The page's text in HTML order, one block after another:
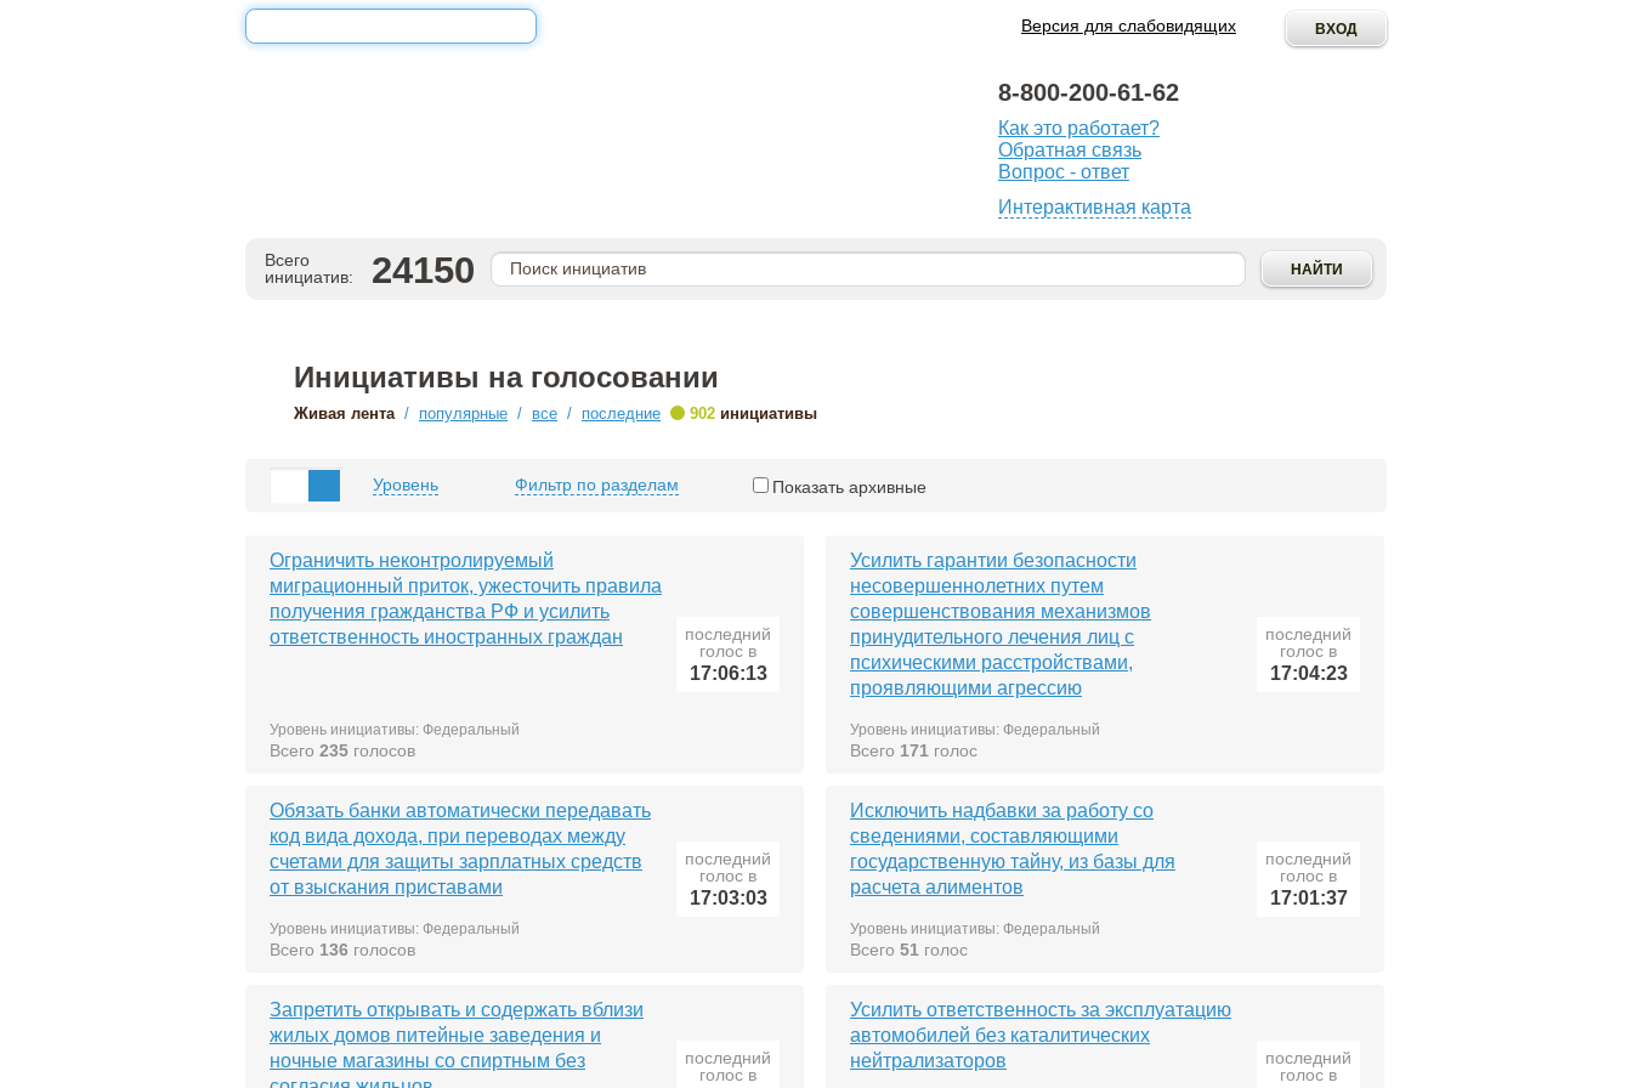
Версия для слабовидящих
8-800-200-61-62
Как это работает?
Обратная связь
Вопрос - ответ
Интерактивная карта
Всего
инициатив:
24150
Инициативы на голосовании
Живая лента / популярные / все / последние •
902 инициативы
Уровень Фильтр по разделам Показать архивные
последний
голос в
17:06:13
Ограничить неконтролируемый
миграционный приток, ужесточить правила
получения гражданства РФ и усилить
ответственность иностранных граждан
Уровень инициативы: Федеральный
Всего 235 голосов
последний
голос в
17:04:23
Усилить гарантии безопасности
несовершеннолетних путем
совершенствования механизмов
принудительного лечения лиц с
психическими расстройствами,
проявляющими агрессию
Уровень инициативы: Федеральный
Всего 171 голос
последний
голос в
17:03:03
Обязать банки автоматически передавать
код вида дохода, при переводах между
счетами для защиты зарплатных средств
от взыскания приставами
Уровень инициативы: Федеральный
Всего 136 голосов
последний
голос в
17:01:37
Исключить надбавки за работу со
сведениями, составляющими
государственную тайну, из базы для
расчета алиментов
Уровень инициативы: Федеральный
Всего 51 голос
последний
голос в
Запретить открывать и содержать вблизи
жилых домов питейные заведения и
ночные магазины со спиртным без
последний
голос в
Усилить ответственность за эксплуатацию
автомобилей без каталитических
нейтрализаторов